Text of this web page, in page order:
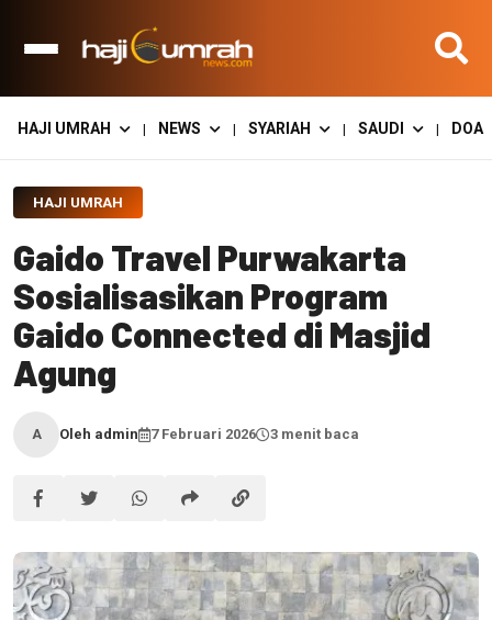
HAJI UMRAH | NEWS | SYARIAH | SAUDI | DOA
HAJI UMRAH
Gaido Travel Purwakarta
Sosialisasikan Program
Gaido Connected di Masjid
Agung
A Oleh admin 7 Februari 2026 3 menit baca